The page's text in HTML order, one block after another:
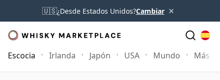
🇺🇸¿Desde Estados Unidos?Cambiar ×
Escocia Irlanda Japón USA Mundo Más